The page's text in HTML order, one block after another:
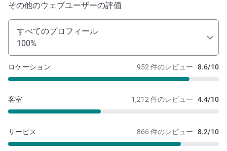
その他のウェブユーザーの評価
すべてのプロフィール
100%
952 件のレビュー 8.6/10
ロケーション
1,212 件のレビュー 4.4/10
客室
866 件のレビュー 8.2/10
サービス